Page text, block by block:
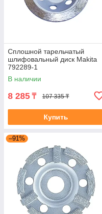
Сплошной тарельчатый
шлифовальный диск Makita
792289-1
В наличии
8 285 ₸ 107 335 ₸
Купить
–91%